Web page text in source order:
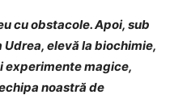
cu obstacole. Apoi, sub
elevă la biochimie,
experimente magice,
noastră de